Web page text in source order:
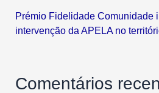
Prémio Fidelidade Comunidade
intervenção da APELA no
Comentários